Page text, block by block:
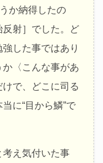
か納得したの
射］でした。ど
した事ではあり
〈こんな事があ
で、どこに司る
に“目から鱗”で
え気付いた事